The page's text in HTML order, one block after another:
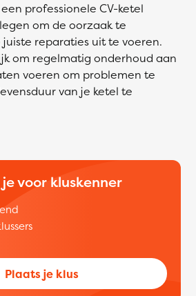
professionele CV-ketel
om de oorzaak te
reparaties uit te voeren.
om regelmatig onderhoud aan
voeren om problemen te
van je ketel te
voor kluskenner
Plaats je klus